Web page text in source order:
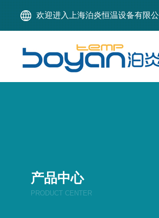
欢迎进入上海泊炎恒温设备有限公
产品中心
PRODUCT CENTER